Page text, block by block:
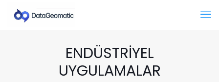
ENDÜSTRİYEL
UYGULAMALAR